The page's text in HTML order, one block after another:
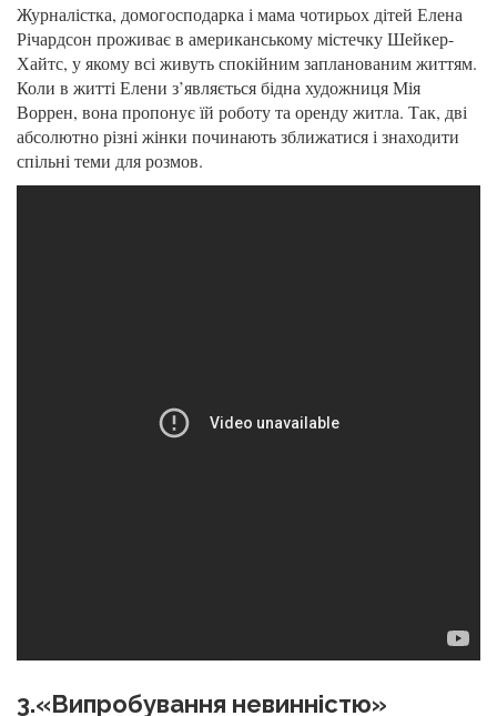
Журналістка, домогосподарка і мама чотирьох дітей Елена
Річардсон проживає в американському містечку Шейкер-
Хайтс, у якому всі живуть спокійним запланованим життям.
Коли в житті Елени з’являється бідна художниця Мія
Воррен, вона пропонує їй роботу та оренду житла. Так, дві
абсолютно різні жінки починають зближатися і знаходити
спільні теми для розмов.
3.«Випробування невинністю»